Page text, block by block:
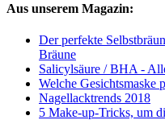
Aus unserem Magazin:
Der perfekte
Bräune
Salicylsäure / BHA -
Welche Gesichtsmaske
Nagellacktrends 2018
5 Make-up-Tricks, um